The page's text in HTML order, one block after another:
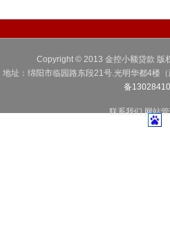
Copyright © 2013 金控小额贷款 版
地址：绵阳市临园路东段21号.光明华都4楼（
备
联系我们 网站